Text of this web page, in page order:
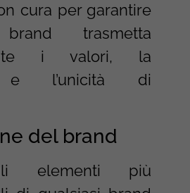
cura per garantire
trasmetta
i valori, la
e l’unicità di
del brand
elementi più